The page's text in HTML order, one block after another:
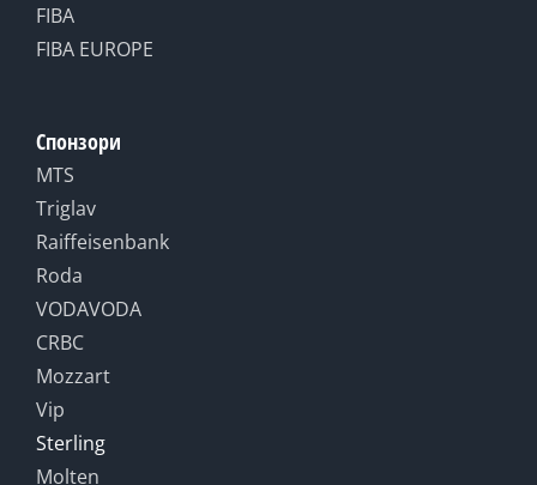
FIBA
FIBA EUROPE
Спонзори
MTS
Triglav
Raiffeisenbank
Roda
VODAVODA
CRBC
Mozzart
Vip
Sterling
Molten